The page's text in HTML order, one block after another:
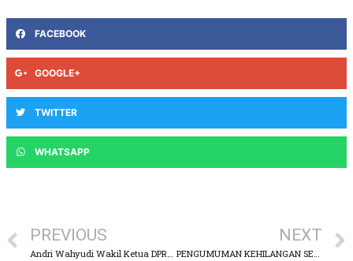
FACEBOOK
GOOGLE+
TWITTER
WHATSAPP
PREVIOUS
Andri Wahyudi Wakil Ketua DPRD Kab Pasuruan, Gerak Cepat Tanggapi Soal Banjir Pasuruan Timur
NEXT
PENGUMUMAN KEHILANGAN SERTIFIKAT TANAH